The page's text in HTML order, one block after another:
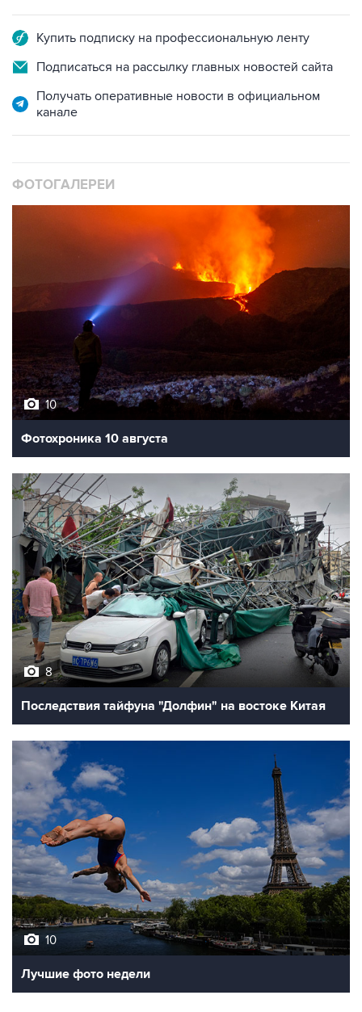
Купить подписку на профессиональную ленту
Подписаться на рассылку главных новостей сайта
Получать оперативные новости в официальном
канале
ФОТОГАЛЕРЕИ
10
Фотохроника 10 августа
8
Последствия тайфуна "Долфин" на востоке Китая
10
Лучшие фото недели